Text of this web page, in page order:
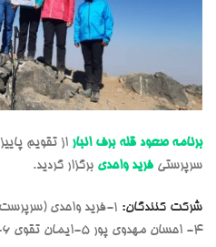
برنامه صعود قله برف انبار از تقویم پاییز 1400 روز
سرپرستیفرید واحدی برگزار گردید.
شرکت کنندگان:
۴- احسان مهدوی پور ۵-ایمان تقوی ۶-نسیم علاالدینی ۷- محسن دهقان